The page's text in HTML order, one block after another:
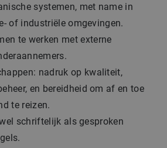
systemen, met name in
of industriële omgevingen.
te werken met externe
nadruk op kwaliteit,
en bereidheid om af en toe
te reizen.
schriftelijk als gesproken